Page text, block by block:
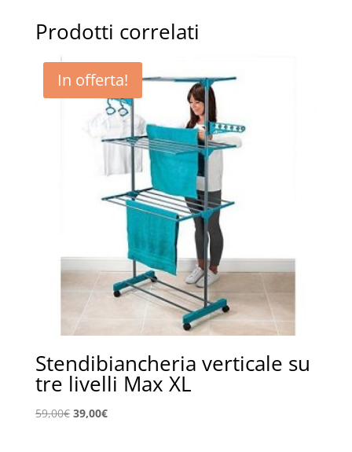
Prodotti correlati
In offerta!
Stendibiancheria verticale su
tre livelli Max XL
59,00€ Il
39,00€Il